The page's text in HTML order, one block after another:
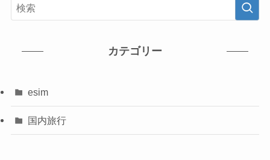
カテゴリー
esim
国内旅行